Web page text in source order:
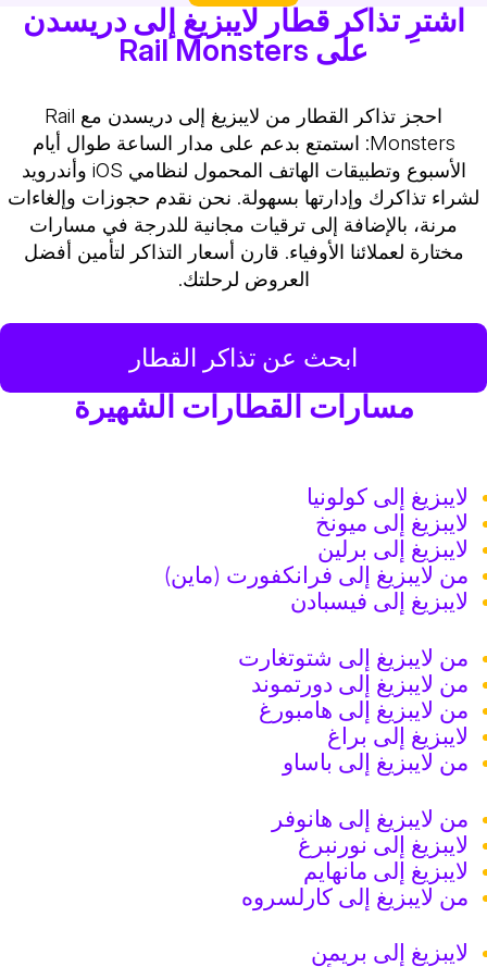
اشترِ تذاكر قطار لايبزيغ إلى دريسدن
على Rail Monsters
احجز تذاكر القطار من لايبزيغ إلى دريسدن مع Rail
Monsters: استمتع بدعم على مدار الساعة طوال أيام
الأسبوع وتطبيقات الهاتف المحمول لنظامي iOS وأندرويد
لشراء تذاكرك وإدارتها بسهولة. نحن نقدم حجوزات وإلغاءات
مرنة، بالإضافة إلى ترقيات مجانية للدرجة في مسارات
مختارة لعملائنا الأوفياء. قارن أسعار التذاكر لتأمين أفضل
العروض لرحلتك.
ابحث عن تذاكر القطار
مسارات القطارات الشهيرة
لايبزيغ إلى كولونيا
لايبزيغ إلى ميونخ
لايبزيغ إلى برلين
من لايبزيغ إلى فرانكفورت (ماين)
لايبزيغ إلى فيسبادن
من لايبزيغ إلى شتوتغارت
من لايبزيغ إلى دورتموند
من لايبزيغ إلى هامبورغ
لايبزيغ إلى براغ
من لايبزيغ إلى باساو
من لايبزيغ إلى هانوفر
لايبزيغ إلى نورنبرغ
لايبزيغ إلى مانهايم
من لايبزيغ إلى كارلسروه
لايبزيغ إلى بريمن